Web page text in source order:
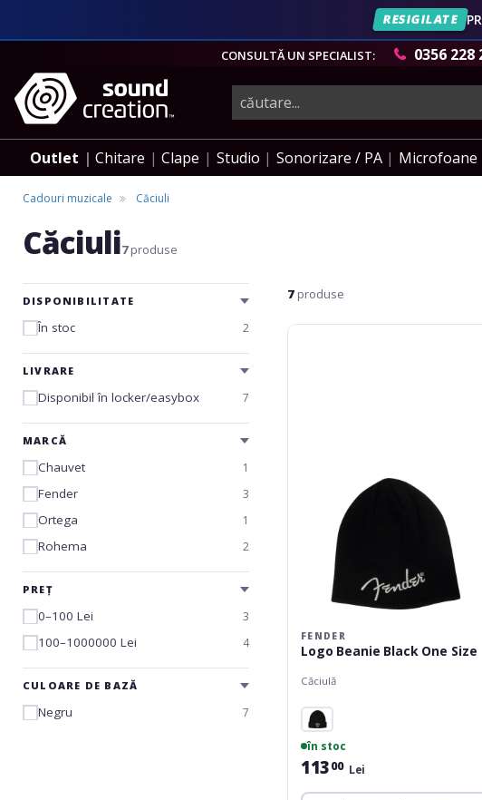
RESIGILATE
CONSULTĂ UN SPECIALIST:
0356 228
instrumente
muzicale,
echipamente
pro-
audio
Outlet Chitare Clape Studio Sonorizare / PA Microfoane
Cadouri muzicale Căciuli
Căciuli7produse
DISPONIBILITATE
În stoc 2
LIVRARE
Disponibil în locker/easybox 7
MARCĂ
Chauvet 1
Fender 3
Ortega 1
Rohema 2
PREȚ
0–100 Lei 3
100–1000000 Lei 4
CULOARE DE BAZĂ
Negru 7
7 produse
Fender
FENDER
Logo Beanie Black One Size
Căciulă
în stoc
11300 Lei